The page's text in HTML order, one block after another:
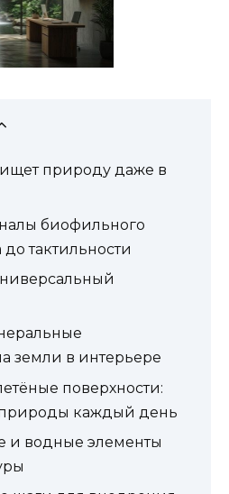
природу даже в
биофильного
до тактильности
земли в интерьере
поверхности:
каждый день
и водные элементы